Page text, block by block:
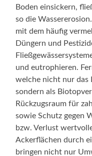
Boden einsickern,
so die
mit dem häufig
Düngern und
und eutrophieren.
welche nicht nur das
sondern als
Rückzugsraum für
sowie Schutz gegen
bzw. Verlust
Ackerflächen durch
bringen nicht nur